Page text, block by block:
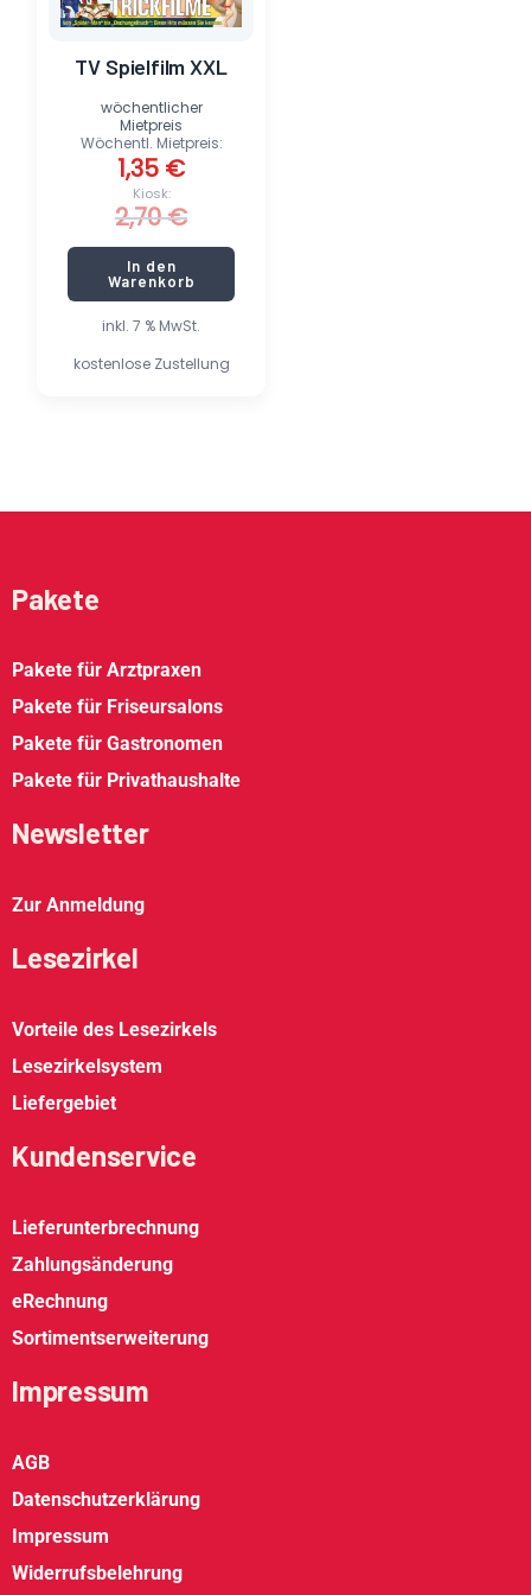
inkl. 7 % MwSt.
kostenlose Zustellung
TV Spielfilm XXL
Kiosk:
2,70€
Wöchentl. Mietpreis:
1,35 €
wöchentlicher
Mietpreis
In den
Warenkorb
Pakete
Pakete für Arztpraxen
Pakete für Friseursalons
Pakete für Gastronomen
Pakete für Privathaushalte
Newsletter
Zur Anmeldung
Lesezirkel
Vorteile des Lesezirkels
Lesezirkelsystem
Liefergebiet
Kundenservice
Lieferunterbrechnung
Zahlungsänderung
eRechnung
Sortimentserweiterung
Impressum
AGB
Datenschutzerklärung
Impressum
Widerrufsbelehrung